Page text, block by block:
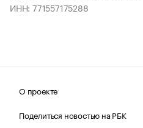
ИНН: 771557175288
О проекте
Поделиться новостью на РБК